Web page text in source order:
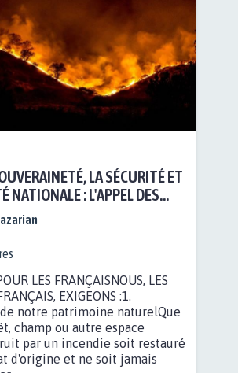
LA SÉCURITÉ ET
NATIONALE : L'APPEL DES
LES FRANÇAISNOUS, LES
EXIGEONS :1.
notre patrimoine naturelQue
champ ou autre espace
par un incendie soit restauré
d'origine et ne soit jamais